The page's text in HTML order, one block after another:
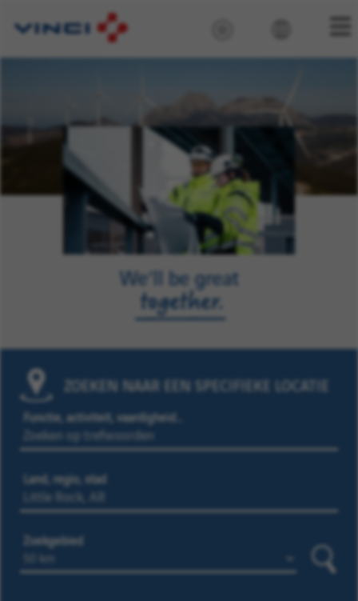
ZOEKEN NAAR EEN SPECIFIEKE LOCATIE
Functie, activiteit, vaardigheid…
Land, regio, stad
Zoekgebied